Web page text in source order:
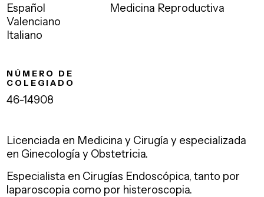
Licenciada en Medicina y Cirugía y especializada
en Ginecología y Obstetricia.
Especialista en Cirugías Endoscópica, tanto por
laparoscopia como por histeroscopia.
Español
Valenciano
Italiano
Medicina Reproductiva
NÚMERO DE
COLEGIADO
46-14908